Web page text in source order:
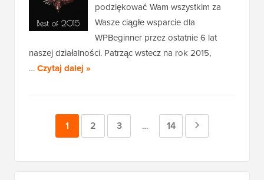
podziękować Wam wszystkim za
Wasze ciągłe wsparcie dla
WPBeginner przez ostatnie 6 lat
naszej działalności. Patrząc wstecz na rok 2015,
…Czytaj dalej »
Strona
1 Strona
2 Strona
3
Strony
tymczasowe
… Strona
14